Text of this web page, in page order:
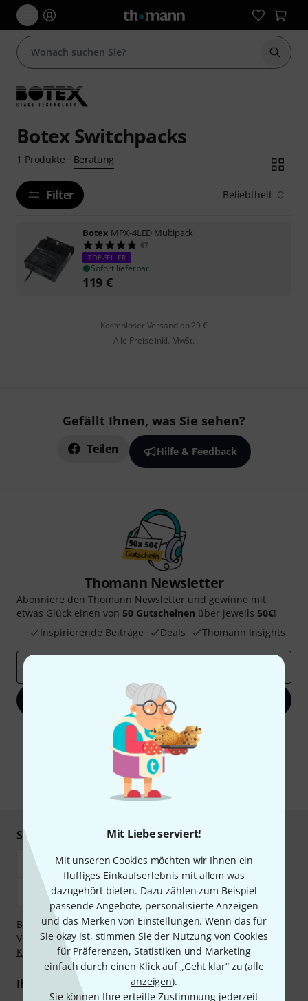
Mit Liebe serviert!
Mit unseren Cookies möchten wir Ihnen ein
fluffiges Einkaufserlebnis mit allem was
dazugehört bieten. Dazu zählen zum Beispiel
passende Angebote, personalisierte Anzeigen
und das Merken von Einstellungen. Wenn das für
Sie okay ist, stimmen Sie der Nutzung von Cookies
für Präferenzen, Statistiken und Marketing
einfach durch einen Klick auf „Geht klar“ zu (alle
anzeigen).
Sie können Ihre erteilte Zustimmung jederzeit
Suche
Botex Switchpacks
1 Produkte · Beratung
Filter Beliebtheit
Botex MPX-4LED Multipack
67
TOP-SELLER
Sofort lieferbar
119 €
Kostenloser Versand ab 29 €
Alle Preise inkl. MwSt.
Gefällt Ihnen, was Sie sehen?
Teilen Hilfe & Feedback
Thomann Newsletter
Abonniere den Thomann Newsletter und gewinne mit
etwas Glück einen von 50 Gutscheinen über jeweils 50€!
Inspirierende Beiträge
Deals Thomann Insights
Jetzt anmelden
Mit Klick auf „Jetzt anmelden“ stimmen Sie dem Erhalt von E-Mail-
Werbung und einer Messung des E-Mail-Nutzungsverhaltens zu. Die
Abmeldung ist jederzeit möglich. Weitere Informationen finden Sie in
Datenschutzhinweisen
* Pflichtfeld
Sicher einkaufen & bezahlen
Bezahlen Sie vertraulich und sicher per Nachnahme,
Vorkasse, PayPal, Amazon Pay,Klarna Sofort bezahlen,
Klarna Ratenzahlungoder Kreditkarte.
Ihre Vorteile